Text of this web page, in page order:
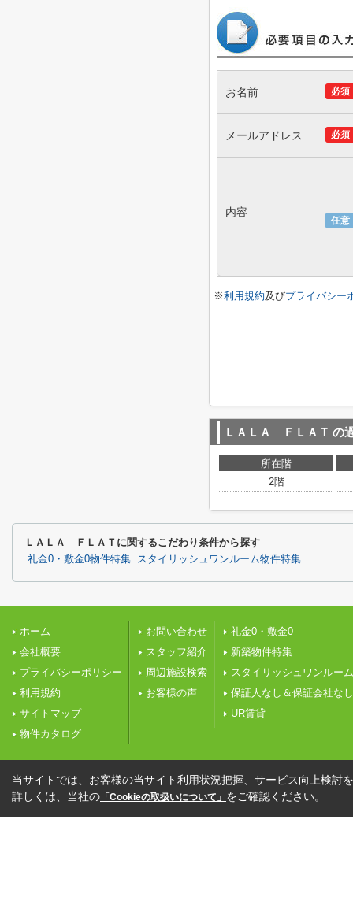
必須
お名前
必須
メールアドレス
任意
内容
※利用規約及びプライバシー
ＬＡＬＡ ＦＬＡＴ の
所在階
2階
ＬＡＬＡ ＦＬＡＴに関するこだわり条件から探す
礼金0・敷金0物件特集 スタイリッシュワンルーム物件特集
ホーム
会社概要
プライバシーポリシー
利用規約
サイトマップ
物件カタログ
お問い合わせ
スタッフ紹介
周辺施設検索
お客様の声
礼金0・敷金0
新築物件特集
スタイリッシュワンルーム
保証人なし＆保証会社なし
UR賃貸
当サイトでは、お客様の当サイト利用状況把握、サービス向上検討
詳しくは、当社の 「Cookieの取扱いについて」 をご確認ください。